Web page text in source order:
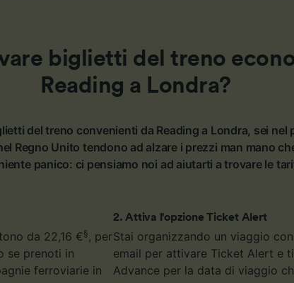
biglietti del treno
Reading a Londra?
del treno convenienti da Reading a Londra, sei nel
Regno Unito tendono ad alzare i prezzi man mano
panico: ci pensiamo noi ad aiutarti a trovare le
da 22,16 €§ , per
se prenoti in
ferroviarie in
2. Attiva l'opzione Ticket Alert
Stai organizzando un viaggio
email per attivare Ticket Alert e
Advance per la data di viaggio